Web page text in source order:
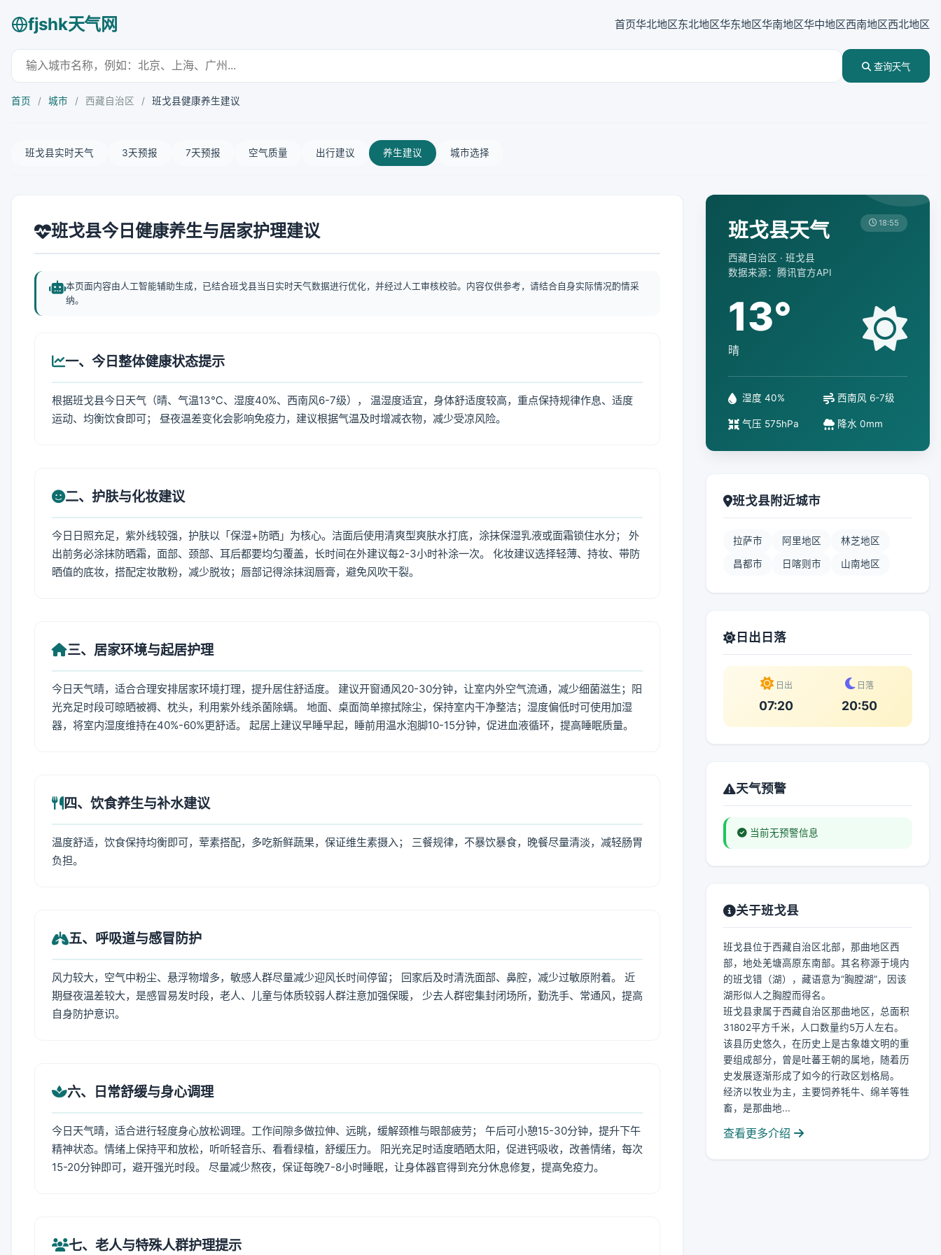
fjshk天气网 首页华北地区东北地区华东地区华南地区华中地区西南地区西北地区
查询天气
首页 / 城市 / 西藏自治区 / 班戈县健康养生建议
班戈县实时天气 3天预报 7天预报 空气质量 出行建议 养生建议 城市选择
班戈县今日健康养生与居家护理建议
本页面内容由人工智能辅助生成，已结合班戈县当日实时天气数据进行优化，并经过人工审核校验。内容仅供参考，请结合自身实际情况酌情采
纳。
一、今日整体健康状态提示
根据班戈县今日天气（晴、气温13℃、湿度40%、西南风6-7级）， 温湿度适宜，身体舒适度较高，重点保持规律作息、适度
运动、均衡饮食即可； 昼夜温差变化会影响免疫力，建议根据气温及时增减衣物，减少受凉风险。
二、护肤与化妆建议
今日日照充足，紫外线较强，护肤以「保湿+防晒」为核心。洁面后使用清爽型爽肤水打底，涂抹保湿乳液或面霜锁住水分； 外
出前务必涂抹防晒霜，面部、颈部、耳后都要均匀覆盖，长时间在外建议每2-3小时补涂一次。 化妆建议选择轻薄、持妆、带防
晒值的底妆，搭配定妆散粉，减少脱妆；唇部记得涂抹润唇膏，避免风吹干裂。
三、居家环境与起居护理
今日天气晴，适合合理安排居家环境打理，提升居住舒适度。 建议开窗通风20-30分钟，让室内外空气流通，减少细菌滋生；阳
光充足时段可晾晒被褥、枕头，利用紫外线杀菌除螨。 地面、桌面简单擦拭除尘，保持室内干净整洁；湿度偏低时可使用加湿
器，将室内湿度维持在40%-60%更舒适。 起居上建议早睡早起，睡前用温水泡脚10-15分钟，促进血液循环，提高睡眠质量。
四、饮食养生与补水建议
温度舒适，饮食保持均衡即可，荤素搭配，多吃新鲜蔬果，保证维生素摄入； 三餐规律，不暴饮暴食，晚餐尽量清淡，减轻肠胃
负担。
五、呼吸道与感冒防护
风力较大，空气中粉尘、悬浮物增多，敏感人群尽量减少迎风长时间停留； 回家后及时清洗面部、鼻腔，减少过敏原附着。 近
期昼夜温差较大，是感冒易发时段，老人、儿童与体质较弱人群注意加强保暖， 少去人群密集封闭场所，勤洗手、常通风，提高
自身防护意识。
六、日常舒缓与身心调理
今日天气晴，适合进行轻度身心放松调理。工作间隙多做拉伸、远眺，缓解颈椎与眼部疲劳； 午后可小憩15-30分钟，提升下午
精神状态。情绪上保持平和放松，听听轻音乐、看看绿植，舒缓压力。 阳光充足时适度晒晒太阳，促进钙吸收，改善情绪，每次
15-20分钟即可，避开强光时段。 尽量减少熬夜，保证每晚7-8小时睡眠，让身体器官得到充分休息修复，提高免疫力。
七、老人与特殊人群护理提示
班戈县天气
西藏自治区 · 班戈县
数据来源：腾讯官方API
18:55
13°
晴
湿度 40% 西南风 6-7级
气压 575hPa 降水 0mm
班戈县附近城市
拉萨市 阿里地区 林芝地区
昌都市 日喀则市 山南地区
日出日落
日出
07:20
日落
20:50
天气预警
当前无预警信息
关于班戈县
班戈县位于西藏自治区北部，那曲地区西
部，地处羌塘高原东南部。其名称源于境内
的班戈错（湖），藏语意为“胸膛湖”，因该
湖形似人之胸膛而得名。
班戈县隶属于西藏自治区那曲地区，总面积
31802平方千米，人口数量约5万人左右。
该县历史悠久，在历史上是古象雄文明的重
要组成部分，曾是吐蕃王朝的属地，随着历
史发展逐渐形成了如今的行政区划格局。
经济以牧业为主，主要饲养牦牛、绵羊等牲
畜，是那曲地...
查看更多介绍